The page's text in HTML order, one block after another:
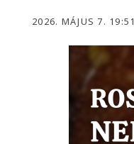
2026. MÁJUS 7. 19:51